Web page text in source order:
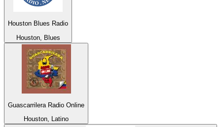
Houston Blues Radio
Houston, Blues
Guascarrilera Radio Online
Houston, Latino